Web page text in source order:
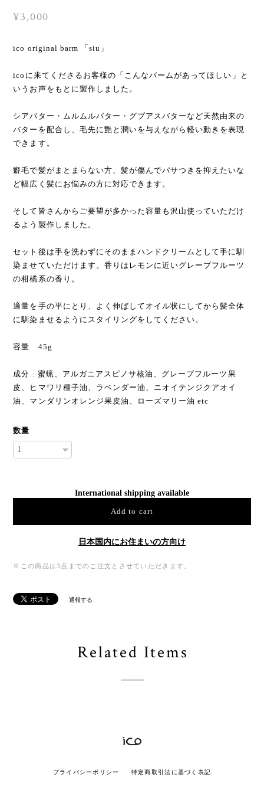
¥3,000
ico original barm 「siu」
icoに来てくださるお客様の「こんなバームがあってほしい」と
いうお声をもとに製作しました。
シアバター・ムルムルバター・グプアスバターなど天然由来の
バターを配合し、毛先に艶と潤いを与えながら軽い動きを表現
できます。
癖毛で髪がまとまらない方、髪が傷んでパサつきを抑えたいな
ど幅広く髪にお悩みの方に対応できます。
そして皆さんからご要望が多かった容量も沢山使っていただけ
るよう製作しました。
セット後は手を洗わずにそのままハンドクリームとして手に馴
染ませていただけます。香りはレモンに近いグレープフルーツ
の柑橘系の香り。
適量を手の平にとり、よく伸ばしてオイル状にしてから髪全体
に馴染ませるようにスタイリングをしてください。
容量 45g
成分 : 蜜蝋、アルガニアスピノサ核油、グレープフルーツ果
皮、ヒマワリ種子油、ラベンダー油、ニオイテンジクアオイ
油、マンダリンオレンジ果皮油、ローズマリー油 etc
数量
International shipping available
Add to cart
日本国内にお住まいの方向け
※この商品は3点までのご注文とさせていただきます。
通報する
Related Items
プライバシーポリシー 特定商取引法に基づく表記